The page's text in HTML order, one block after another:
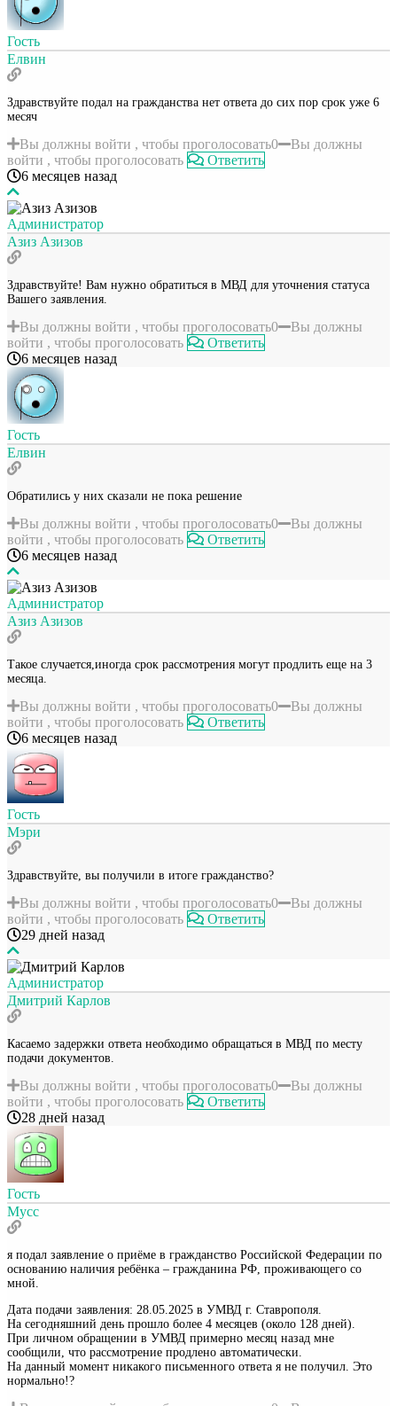
Гость
Елвин
Здравствуйте подал на гражданства нет ответа до сих пор срок уже 6
месяч
Вы должны войти , чтобы проголосовать0
Вы должны
войти , чтобы проголосовать
Ответить
6 месяцев назад
Администратор
Азиз Азизов
Здравствуйте! Вам нужно обратиться в МВД для уточнения статуса
Вашего заявления.
Вы должны войти , чтобы проголосовать0
Вы должны
войти , чтобы проголосовать
Ответить
6 месяцев назад
Гость
Елвин
Обратились у них сказали не пока решение
Вы должны войти , чтобы проголосовать0
Вы должны
войти , чтобы проголосовать
Ответить
6 месяцев назад
Администратор
Азиз Азизов
Такое случается,иногда срок рассмотрения могут продлить еще на 3
месяца.
Вы должны войти , чтобы проголосовать0
Вы должны
войти , чтобы проголосовать
Ответить
6 месяцев назад
Гость
Мэри
Здравствуйте, вы получили в итоге гражданство?
Вы должны войти , чтобы проголосовать0
Вы должны
войти , чтобы проголосовать
Ответить
29 дней назад
Администратор
Дмитрий Карлов
Касаемо задержки ответа необходимо обращаться в МВД по месту
подачи документов.
Вы должны войти , чтобы проголосовать0
Вы должны
войти , чтобы проголосовать
Ответить
28 дней назад
Гость
Мусс
я подал заявление о приёме в гражданство Российской Федерации по
основанию наличия ребёнка – гражданина РФ, проживающего со
мной.
Дата подачи заявления: 28.05.2025 в УМВД г. Ставрополя.
На сегодняшний день прошло более 4 месяцев (около 128 дней).
При личном обращении в УМВД примерно месяц назад мне
сообщили, что рассмотрение продлено автоматически.
На данный момент никакого письменного ответа я не получил. Это
нормально!?